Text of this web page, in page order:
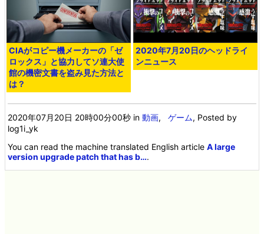
CIAがコピー機メーカーの「ゼ
ロックス」と協力してソ連大使
館の機密文書を盗み見た方法と
は？
2020年7月20日のヘッドライ
ンニュース
2020年07月20日 20時00分00秒 in動画,ゲーム, Posted by
log1i_yk
You can read the machine translated English articleA large
version upgrade patch that has b….